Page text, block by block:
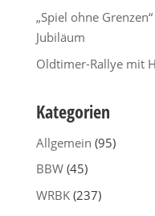
„Spiel ohne
Jubiläum
Oldtimer-Rallye mit
Kategorien
Allgemein (95)
BBW(45)
WRBK(237)